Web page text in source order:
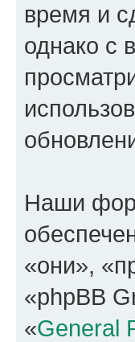
время и
однако с
Наши
«они»,
«phpBB
«General